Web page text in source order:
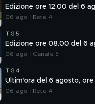
Edizione ore 12.00 del 6
06 ago | Rete 4
TG5
Edizione ore 08.00 del 6
06 ago | Canale 5
TG4
Ultim'ora del 6 agosto,
06 ago | Rete 4